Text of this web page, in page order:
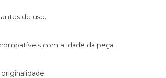
de uso.
com a idade da peça.